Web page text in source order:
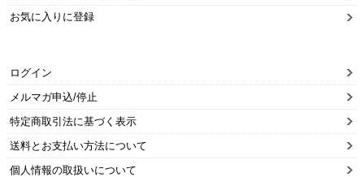
お気に入りに登録
ログイン
メルマガ申込/停止
特定商取引法に基づく表示
送料とお支払い方法について
個人情報の取扱いについて